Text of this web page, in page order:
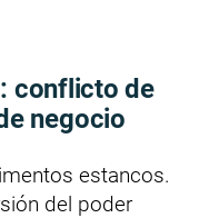
conflicto de
negocio
estancos.
del poder